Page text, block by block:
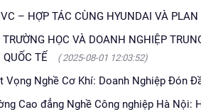
– HỢP TÁC CÙNG HYUNDAI VÀ
HỌC VÀ DOANH NGHIỆP
QUỐC TẾ
( 2025-08-01 12:03:52)
Vọng Nghề Cơ Khí: Doanh Nghiệp Đón
Cao đẳng Nghề Công nghiệp Hà Nội: